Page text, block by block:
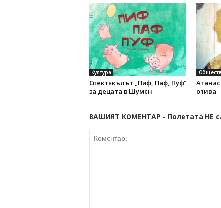
Култура
Спектакълът „Пиф, Паф, Пуф“
за децата в Шумен
отива
ВАШИЯТ КОМЕНТАР - Полетата НЕ